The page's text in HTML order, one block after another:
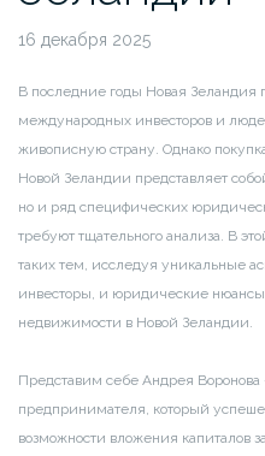
16 декабря 2025
В последние годы Новая Зеландия
международных инвесторов и
живописную страну. Однако
Новой Зеландии представляет
но и ряд специфических
требуют тщательного анализа. В
таких тем, исследуя уникальные
инвесторы, и юридические
недвижимости в Новой Зеландии.
Представим себе Андрея
предпринимателя, который
возможности вложения капиталов